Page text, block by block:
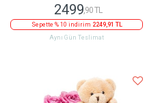
2499 ,90 TL
Sepette % 10 indirim 2249,91 TL
Aynı Gün Teslimat